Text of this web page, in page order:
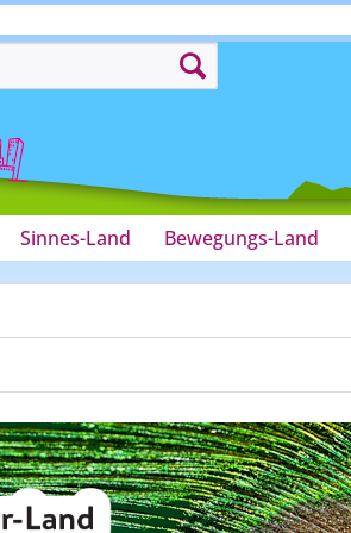
Sinnes-Land Bewegungs-Land